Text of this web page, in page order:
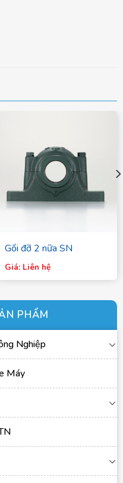
PHẨM
Nghiệp
Máy
Gối đỡ 2 nữa SN
Giá: Liên hệ